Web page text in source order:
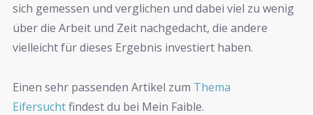
sich gemessen und verglichen und dabei viel zu wenig
über die Arbeit und Zeit nachgedacht, die andere
vielleicht für dieses Ergebnis investiert haben.
Einen sehr passenden Artikel zum Thema
Eifersuchtfindest du bei Mein Faible.